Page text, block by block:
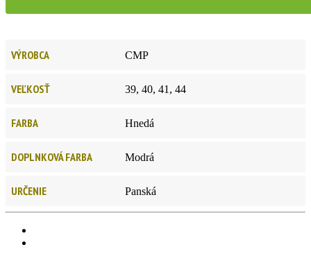
VÝROBCA CMP
VEĽKOSŤ 39, 40, 41, 44
FARBA Hnedá
DOPLNKOVÁ FARBA Modrá
URČENIE Panská